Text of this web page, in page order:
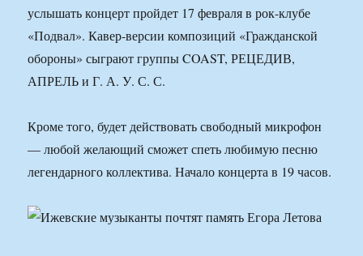
услышать концерт пройдет 17 февраля в рок-клубе
«Подвал». Кавер-версии композиций «Гражданской
обороны» сыграют группы COAST, РЕЦЕДИВ,
АПРЕЛЬ и Г. А. У. С. С.
Кроме того, будет действовать свободный микрофон
— любой желающий сможет спеть любимую песню
легендарного коллектива. Начало концерта в 19 часов.